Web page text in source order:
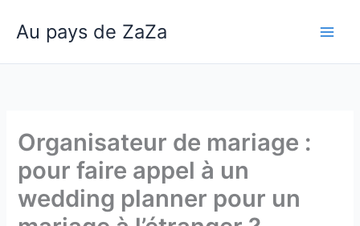
Au pays de ZaZa
Organisateur de mariage :
pour faire appel à un
wedding planner pour un